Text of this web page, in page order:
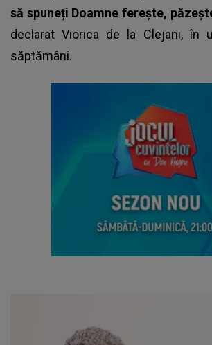
să spuneți Doamne ferește,
declarat Viorica de la Clejani, în
săptămâni.